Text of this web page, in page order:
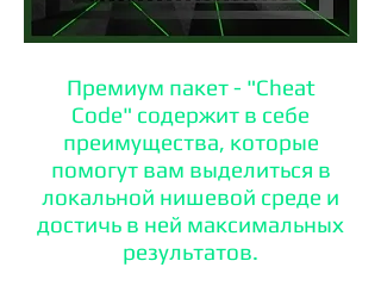
Премиум пакет - "Cheat
Code" содержит в себе
преимущества, которые
помогут вам выделиться в
локальной нишевой среде и
достичь в ней максимальных
результатов.